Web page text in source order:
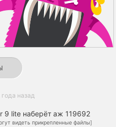
года назад
9 lite наберёт аж 119692
видеть прикрепленные файлы]